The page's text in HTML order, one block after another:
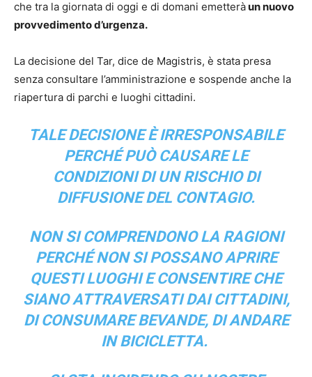
che tra la giornata di oggi e di domani emetteràun nuovo
provvedimento d’urgenza.
La decisione del Tar, dice de Magistris, è stata presa
senza consultare l’amministrazione e sospende anche la
riapertura di parchi e luoghi cittadini.
TALE DECISIONE È IRRESPONSABILE
PERCHÉ PUÒ CAUSARE LE
CONDIZIONI DI UN RISCHIO DI
DIFFUSIONE DEL CONTAGIO.
NON SI COMPRENDONO LA RAGIONI
PERCHÉ NON SI POSSANO APRIRE
QUESTI LUOGHI E CONSENTIRE CHE
SIANO ATTRAVERSATI DAI CITTADINI,
DI CONSUMARE BEVANDE, DI ANDARE
IN BICICLETTA.